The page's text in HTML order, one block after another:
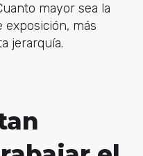
mayor sea la
exposición, más
jerarquía.